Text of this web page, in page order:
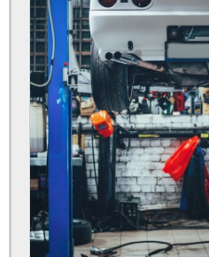
Auto Elétrica Atendimento Domiciliar
Auto Elétrica Bateria
Auto Elétrica Bombas
Auto Elétrica Caminhão
Auto Elétrica Carro
Auto Elétrica de Caminhão
Auto Elétrica de Carro
Auto Elétrica e Ar Condicionado